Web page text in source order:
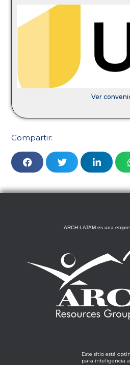
Ver
Compartir:
ARCH LATAM es una
Este sitio está
para inteligencia